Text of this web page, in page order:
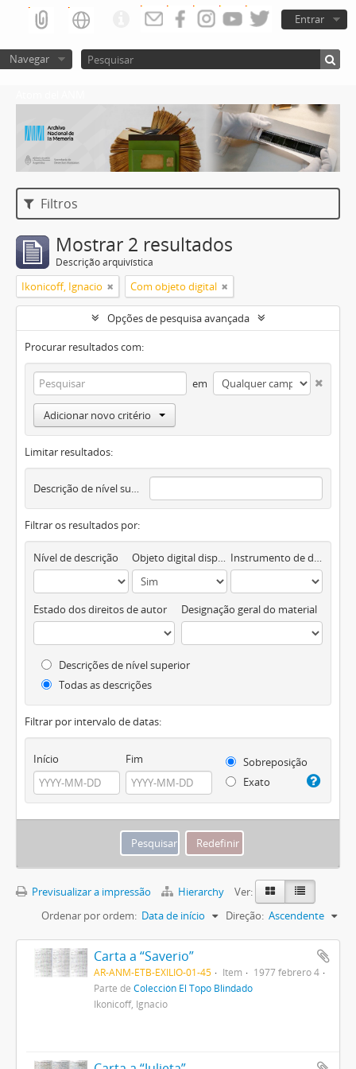
Entrar
Navegar
Filtros
Mostrar 2 resultados
Descrição arquivística
Ikonicoff, Ignacio Com objeto digital
Opções de pesquisa avançada
Procurar resultados com:
em
Adicionar novo critério
Limitar resultados:
Descrição de nível superior
Filtrar os resultados por:
Nível de descrição Objeto digital disponível Instrumento de descrição documental
Estado dos direitos de autor Designação geral do material
Descrições de nível superior
Todas as descrições
Filtrar por intervalo de datas:
Início Fim
Sobreposição
Exato
Previsualizar a impressão Hierarchy
Ver:
Ordenar por ordem: Data de início Direção: Ascendente
Carta a “Saverio”
AR-ANM-ETB-EXILIO-01-45 Item
1977 febrero 4
Parte de Colección El Topo Blindado
Ikonicoff, Ignacio